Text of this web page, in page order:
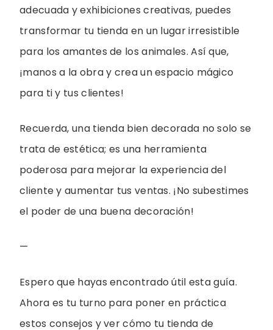
adecuada y exhibiciones creativas, puedes
transformar tu tienda en un lugar irresistible
para los amantes de los animales. Así que,
¡manos a la obra y crea un espacio mágico
para ti y tus clientes!
Recuerda, una tienda bien decorada no solo se
trata de estética; es una herramienta
poderosa para mejorar la experiencia del
cliente y aumentar tus ventas. ¡No subestimes
el poder de una buena decoración!
—
Espero que hayas encontrado útil esta guía.
Ahora es tu turno para poner en práctica
estos consejos y ver cómo tu tienda de